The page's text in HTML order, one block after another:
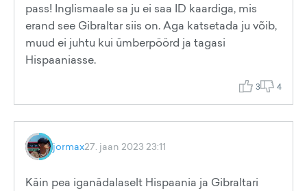
pass! Inglismaale sa ju ei saa ID kaardiga, mis
erand see Gibraltar siis on. Aga katsetada ju võib,
muud ei juhtu kui ümberpöörd ja tagasi
Hispaaniasse.
3 4
jormax27. jaan 2023 23:11
Käin pea iganädalaselt Hispaania ja Gibraltari